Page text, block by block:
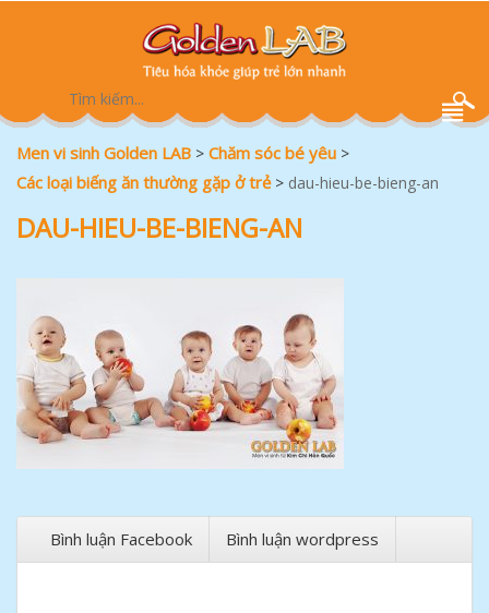
Men vi sinh Golden LAB > Chăm sóc bé yêu >
Các loại biếng ăn thường gặp ở trẻ> dau-hieu-be-bieng-an
DAU-HIEU-BE-BIENG-AN
Bình luận Facebook Bình luận wordpress